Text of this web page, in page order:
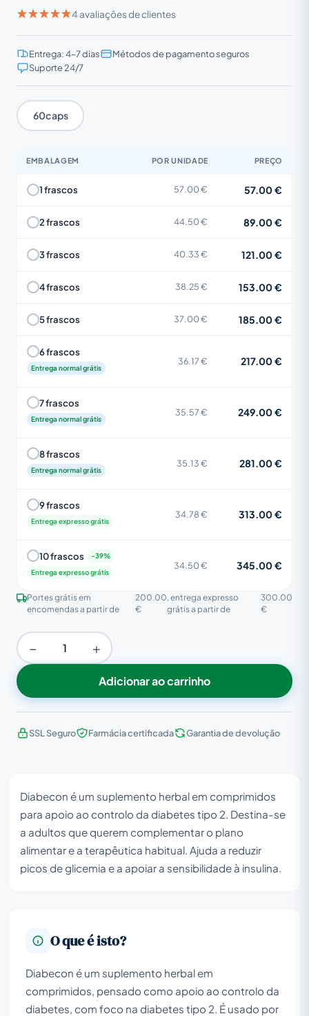
4 avaliações de clientes
Entrega: 4–7 dias
Métodos de pagamento seguros
Suporte 24/7
60caps
EMBALAGEM POR UNIDADE PREÇO
1 frascos 57.00 € 57.00 €
2 frascos 44.50 € 89.00 €
3 frascos 40.33 € 121.00 €
4 frascos 38.25 € 153.00 €
5 frascos 37.00 € 185.00 €
6 frascos
Entrega normal grátis
36.17 € 217.00 €
7 frascos
Entrega normal grátis
35.57 € 249.00 €
8 frascos
Entrega normal grátis
35.13 € 281.00 €
9 frascos
Entrega expresso grátis
34.78 € 313.00 €
10 frascos
Entrega expresso grátis
34.50 € 345.00 €
Portes grátis em
encomendas a partir de
200.00
€
, entrega expresso
grátis a partir de
300.00
€
− +
Adicionar ao carrinho
SSL Seguro Farmácia certificada Garantia de devolução
Diabecon é um suplemento herbal em comprimidos
para apoio ao controlo da diabetes tipo 2. Destina-se
a adultos que querem complementar o plano
alimentar e a terapêutica habitual. Ajuda a reduzir
picos de glicemia e a apoiar a sensibilidade à insulina.
O que é isto?
Diabecon é um suplemento herbal em
comprimidos, pensado como apoio ao controlo da
diabetes, com foco na diabetes tipo 2. É usado por